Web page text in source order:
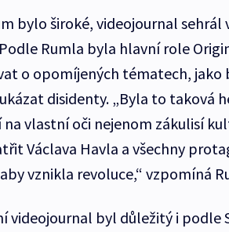
bylo široké, videojournal sehrál
Rumla byla hlavní role
o opomíjených tématech, jako
disidenty. „Byla to taková
na vlastní oči nejenom zákulisí
Václava Havla a všechny
vznikla revoluce,“ vzpomíná
videojournal byl důležitý i podle